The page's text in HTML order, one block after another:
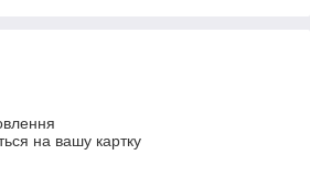
на вашу картку